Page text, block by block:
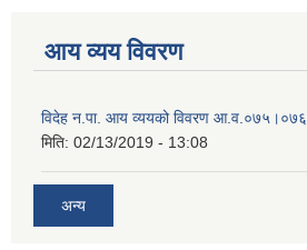
आय व्यय विवरण
विदेह न.पा. आय व्ययको विवरण आ.व.०७५।०७६
मिति: 02/13/2019 - 13:08
अन्य